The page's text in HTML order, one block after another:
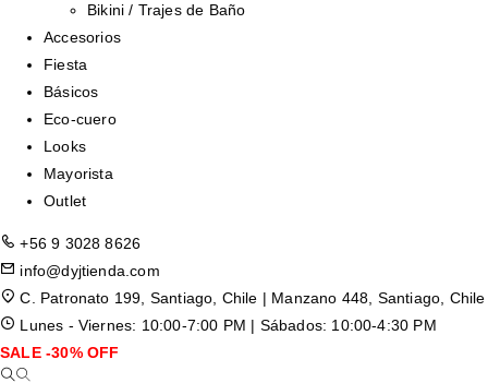
Bikini / Trajes de Baño
Accesorios
Fiesta
Básicos
Eco-cuero
Looks
Mayorista
Outlet
+56 9 3028 8626
info@dyjtienda.com
C. Patronato 199, Santiago, Chile | Manzano 448, Santiago, Chile
Lunes - Viernes: 10:00-7:00 PM | Sábados: 10:00-4:30 PM
SALE -30% OFF